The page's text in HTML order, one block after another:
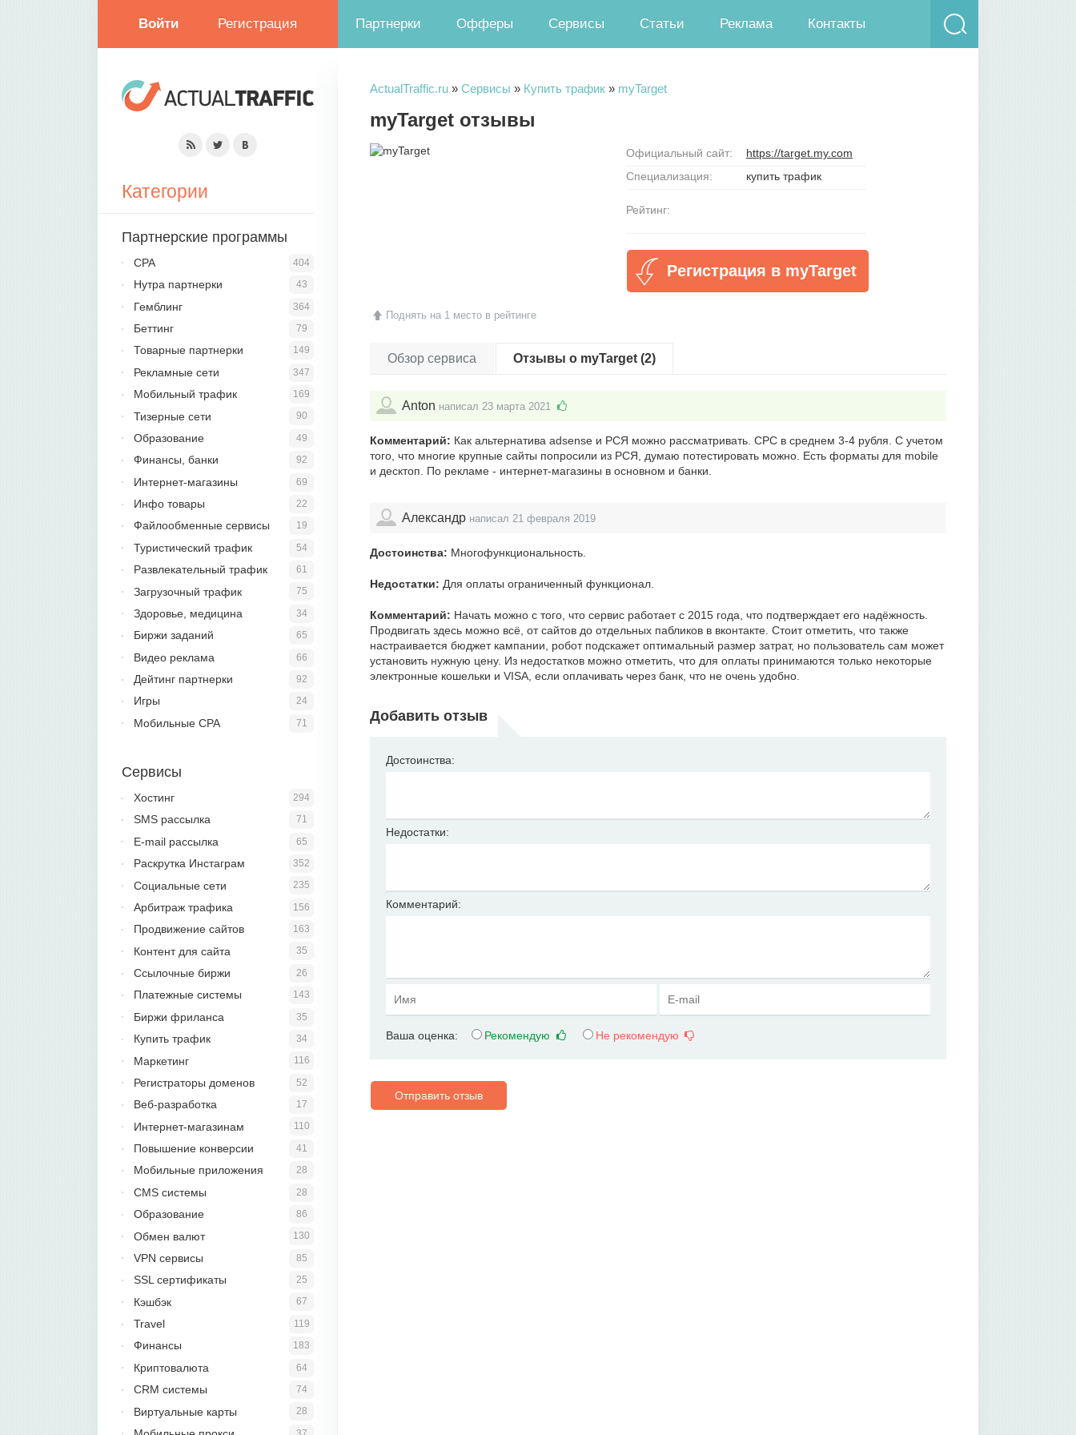
Войти Регистрация Партнерки Офферы Сервисы Статьи Реклама Контакты
ActualTraffic.ru » Сервисы » Купить трафик » myTarget
myTarget отзывы
Поднять на 1 место в рейтинге
Официальный сайт:
https://target.my.com
Специализация:
купить трафик
Рейтинг:
Регистрация в myTarget
Обзор сервиса Отзывы о myTarget (2)
Anton написал 23 марта 2021
Комментарий: Как альтернатива adsense и РСЯ можно рассматривать. CPC в среднем 3-4 рубля. С учетом
того, что многие крупные сайты попросили из РСЯ, думаю потестировать можно. Есть форматы для mobile
и десктоп. По рекламе - интернет-магазины в основном и банки.
Александр написал 21 февраля 2019
Достоинства: Многофункциональность.
Недостатки: Для оплаты ограниченный функционал.
Комментарий: Начать можно с того, что сервис работает с 2015 года, что подтверждает его надёжность.
Продвигать здесь можно всё, от сайтов до отдельных пабликов в вконтакте. Стоит отметить, что также
настраивается бюджет кампании, робот подскажет оптимальный размер затрат, но пользователь сам может
установить нужную цену. Из недостатков можно отметить, что для оплаты принимаются только некоторые
электронные кошельки и VISA, если оплачивать через банк, что не очень удобно.
Добавить отзыв
Достоинства:
Недостатки:
Комментарий:
Ваша оценка: Рекомендую Не рекомендую
Отправить отзыв
Категории
Партнерские программы
404
CPA
43
Нутра партнерки
364
Гемблинг
79
Беттинг
149
Товарные партнерки
347
Рекламные сети
169
Мобильный трафик
90
Тизерные сети
49
Образование
92
Финансы, банки
69
Интернет-магазины
22
Инфо товары
19
Файлообменные сервисы
54
Туристический трафик
61
Развлекательный трафик
75
Загрузочный трафик
34
Здоровье, медицина
65
Биржи заданий
66
Видео реклама
92
Дейтинг партнерки
24
Игры
71
Мобильные CPA
Сервисы
294
Хостинг
71
SMS рассылка
65
E-mail рассылка
352
Раскрутка Инстаграм
235
Социальные сети
156
Арбитраж трафика
163
Продвижение сайтов
35
Контент для сайта
26
Ссылочные биржи
143
Платежные системы
35
Биржи фриланса
34
Купить трафик
116
Маркетинг
52
Регистраторы доменов
17
Веб-разработка
110
Интернет-магазинам
41
Повышение конверсии
28
Мобильные приложения
28
CMS системы
86
Образование
130
Обмен валют
85
VPN сервисы
25
SSL сертификаты
67
Кэшбэк
119
Travel
183
Финансы
64
Криптовалюта
74
CRM системы
28
Виртуальные карты